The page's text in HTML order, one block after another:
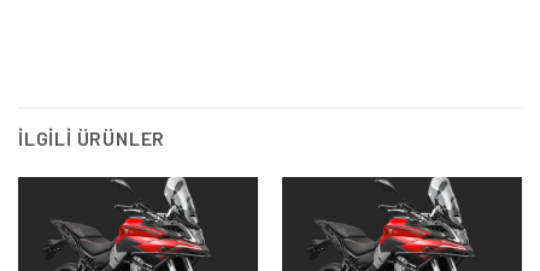
İLGILI ÜRÜNLER